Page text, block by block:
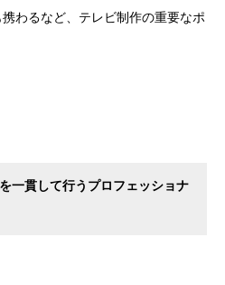
わるなど、テレビ制作の重要なポ
一貫して行うプロフェッショナ